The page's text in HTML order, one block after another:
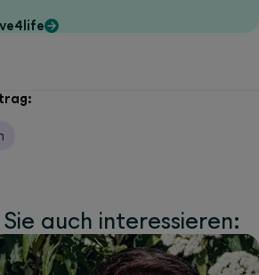
auch interessieren: